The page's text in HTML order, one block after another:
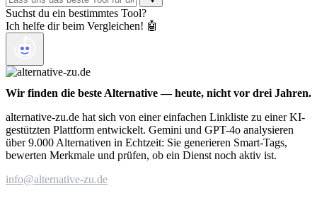
Suchst du ein bestimmtes Tool?
Ich helfe dir beim Vergleichen! 🤖
Wir finden die beste Alternative — heute, nicht vor drei Jahren.
alternative-zu.de hat sich von einer einfachen Linkliste zu einer KI-
gestützten Plattform entwickelt. Gemini und GPT-4o analysieren
über 9.000 Alternativen in Echtzeit: Sie generieren Smart-Tags,
bewerten Merkmale und prüfen, ob ein Dienst noch aktiv ist.
info@alternative-zu.de